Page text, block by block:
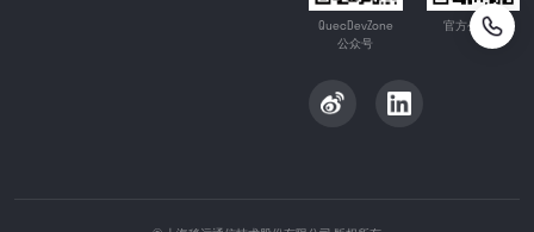
QuecDevZone
公众号
官方公众号